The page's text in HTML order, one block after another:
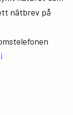
nätbrev på